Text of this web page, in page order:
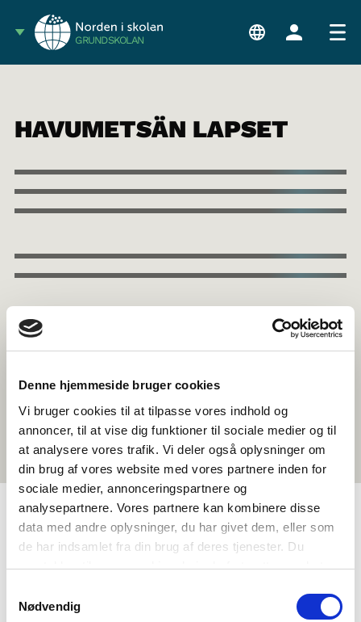
Denne hjemmeside bruger cookies
Vi bruger cookies til at tilpasse vores indhold og
annoncer, til at vise dig funktioner til sociale medier og til
at analysere vores trafik. Vi deler også oplysninger om
din brug af vores website med vores partnere inden for
sociale medier, annonceringspartnere og
analysepartnere. Vores partnere kan kombinere disse
data med andre oplysninger, du har givet dem, eller som
de har indsamlet fra din brug af deres tjenester. Du
samtykker til vores cookies, hvis du fortsætter med at
Nødvendig
GRUNDSKOLAN
Åk. 7-9 Språk Samhällskunskap
Naturvetenskap
Hållbarhet
HAVUMETSÄN LAPSET